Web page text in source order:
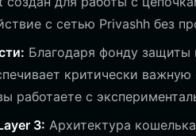
с сетью Privashh без
Благодаря фонду защиты
критически
работаете с
3: Архитектура